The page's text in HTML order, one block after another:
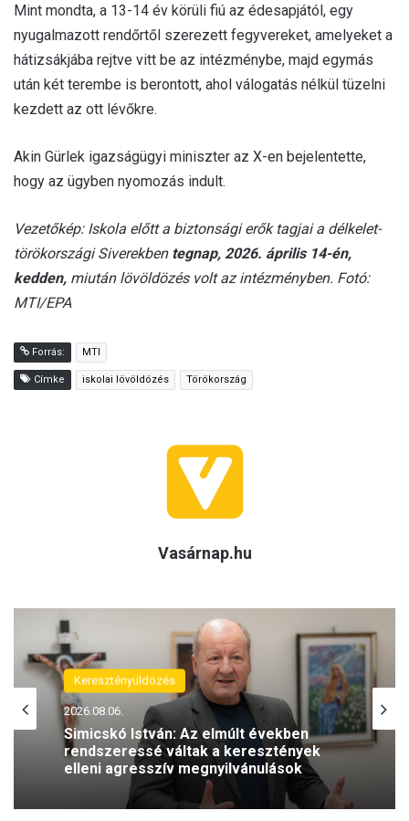
Mint mondta, a 13-14 év körüli fiú az édesapjától, egy
nyugalmazott rendőrtől szerezett fegyvereket, amelyeket a
hátizsákjába rejtve vitt be az intézménybe, majd egymás
után két terembe is berontott, ahol válogatás nélkül tüzelni
kezdett az ott lévőkre.
Akin Gürlek igazságügyi miniszter az X-en bejelentette,
hogy az ügyben nyomozás indult.
Vezetőkép: Iskola előtt a biztonsági erők tagjai a délkelet-
törökországi Siverekben tegnap, 2026. április 14-én,
kedden, miután lövöldözés volt az intézményben. Fotó:
MTI/EPA
Forrás: MTI
Címke iskolai lövöldözés Törökország
Vasárnap.hu
Keresztényüldözés
2026.08.06.
Simicskó István: Az elmúlt években
rendszeressé váltak a keresztények
(H)arctér
2026.08.05.